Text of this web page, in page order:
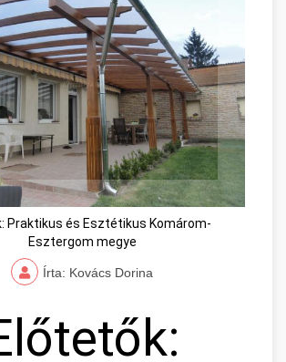
Praktikus és Esztétikus Komárom-
Esztergom megye
Írta: Kovács Dorina